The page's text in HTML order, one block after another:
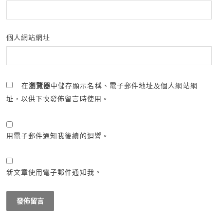
個人網站網址
在瀏覽器中儲存顯示名稱、電子郵件地址及個人網站網
址，以供下次發佈留言時使用。
用電子郵件通知我後續的迴響。
新文章使用電子郵件通知我。